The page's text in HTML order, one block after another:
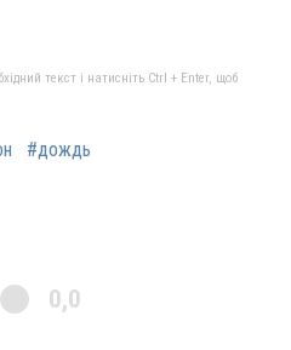
текст і натисніть Ctrl + Enter, щоб
#дождь
0,0